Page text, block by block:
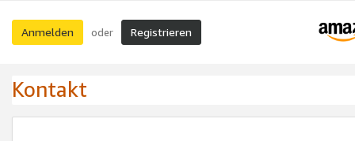
Anmelden oder Registrieren
Kontakt